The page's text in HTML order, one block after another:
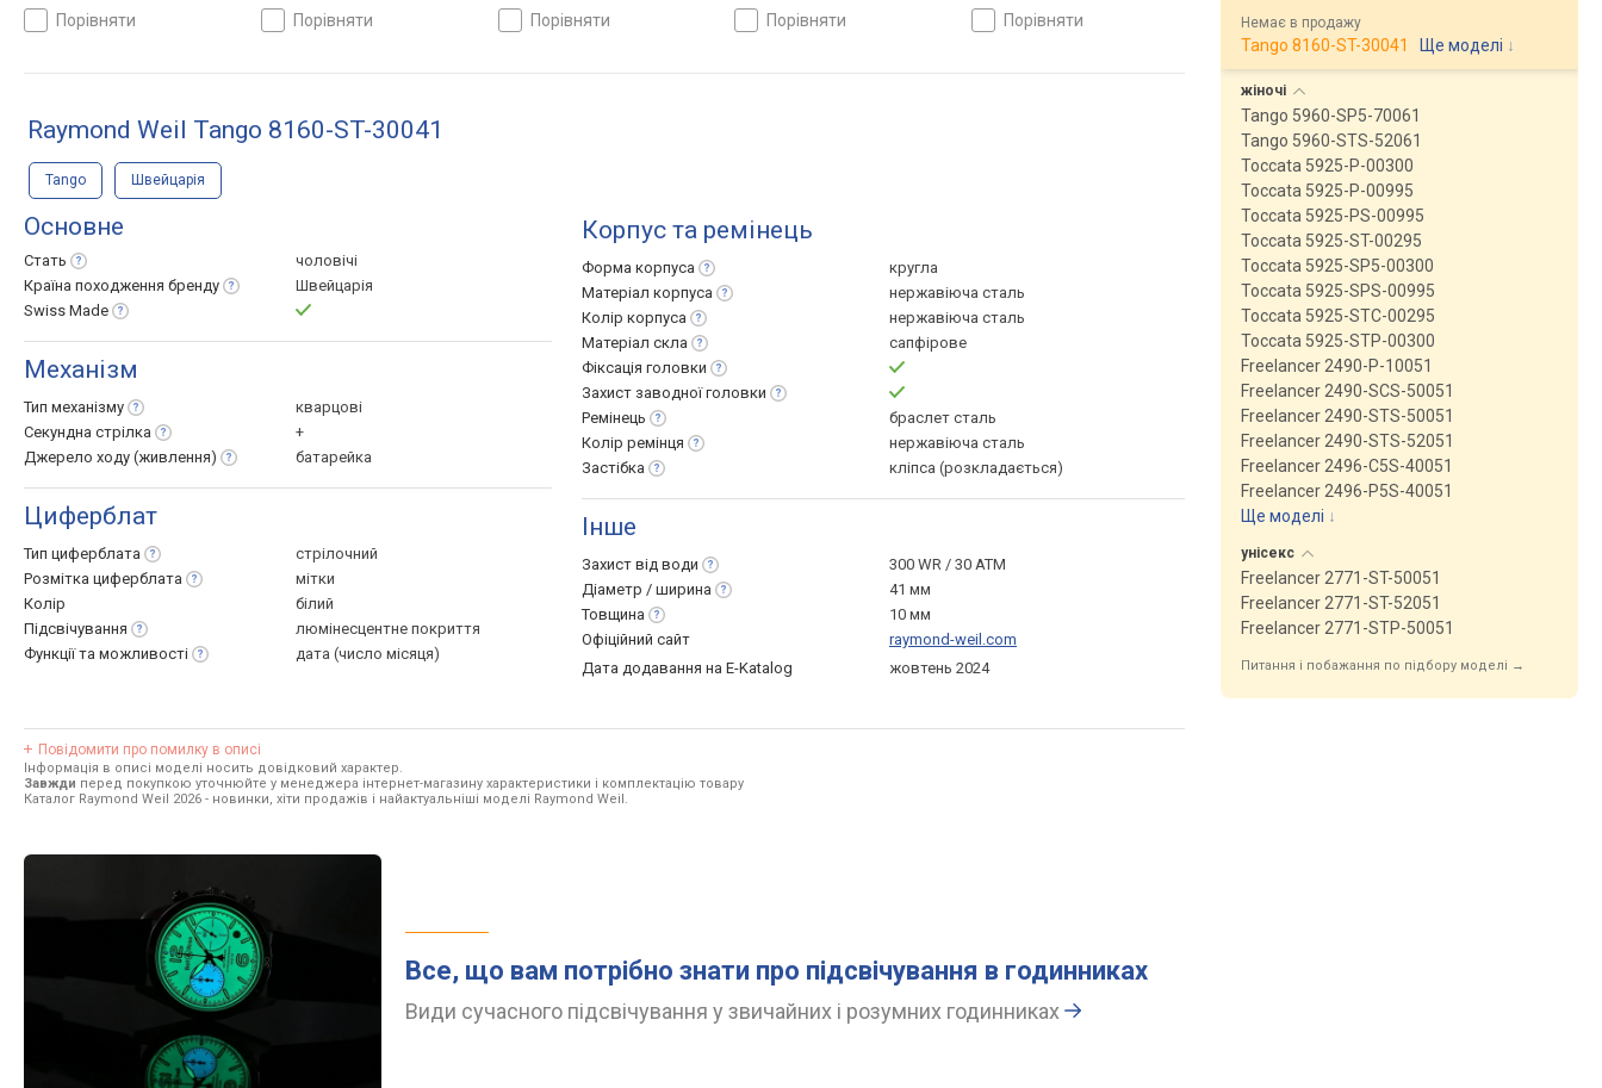
порівняти порівняти порівняти порівняти порівняти порівняти
Raymond Weil Tango 8160-ST-30041
Tango Швейцарія
Основне
Стать
чоловічі
Країна походження бренду
Швейцарія
Swiss Made
Механізм
Тип механізму
кварцові
Секундна стрілка
+
Джерело ходу (живлення) батарейка
Циферблат
Тип циферблата
стрілочний
Розмітка циферблата
мітки
Колір
білий
Підсвічування
люмінесцентне покриття
Функції та можливості дата (число місяця)
Корпус та ремінець
Форма корпуса
кругла
Матеріал корпуса
нержавіюча сталь
Колір корпуса
нержавіюча сталь
Матеріал скла
сапфірове
Фіксація головки
Захист заводноїголовки
Ремінець
браслет сталь
Колір ремінця
нержавіюча сталь
Застібка
кліпса (розкладається)
Інше
Захист від води
300 WR / 30 ATM
Діаметр / ширина
41 мм
Товщина
10 мм
Офіційний сайт
raymond-weil.com
Дата додавання на E-Katalog
жовтень 2024
Повідомити про помилку в описі
Інформація в описі моделі носить довідковий характер.
Завжди перед покупкою уточнюйте у менеджера інтернет-магазину характеристики і комплектацію товару
Каталог Raymond Weil 2026 - новинки, хіти продажів і найактуальніші моделі Raymond Weil.
Все, що вам потрібно знати про підсвічування в годинниках
Види сучасного підсвічування у звичайних і розумних годинниках
Немає в продажу
Tango 8160-ST-30041 Ще моделі ↓
жіночі
Tango 5960-SP5-70061
Tango 5960-STS-52061
Toccata 5925-P-00300
Toccata 5925-P-00995
Toccata 5925-PS-00995
Toccata 5925-ST-00295
Toccata 5925-SP5-00300
Toccata 5925-SPS-00995
Toccata 5925-STC-00295
Toccata 5925-STP-00300
Freelancer 2490-P-10051
Freelancer 2490-SCS-50051
Freelancer 2490-STS-50051
Freelancer 2490-STS-52051
Freelancer 2496-C5S-40051
Freelancer 2496-P5S-40051
Ще моделі ↓
унісекс
Freelancer 2771-ST-50051
Freelancer 2771-ST-52051
Freelancer 2771-STP-50051
Питання і побажання по підбору моделі →